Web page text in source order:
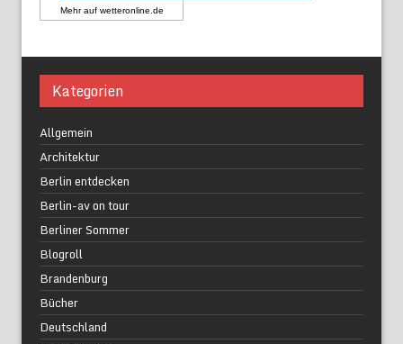
Mehr auf wetteronline.de
Kategorien
Allgemein
Architektur
Berlin entdecken
Berlin-av on tour
Berliner Sommer
Blogroll
Brandenburg
Bücher
Deutschland